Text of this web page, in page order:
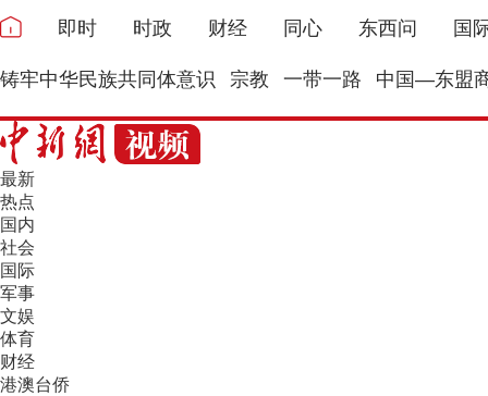
即时 时政 财经 同心 东西问 国
铸牢中华民族共同体意识 宗教 一带一路 中国—东盟
最新
热点
国内
社会
国际
军事
文娱
体育
财经
港澳台侨